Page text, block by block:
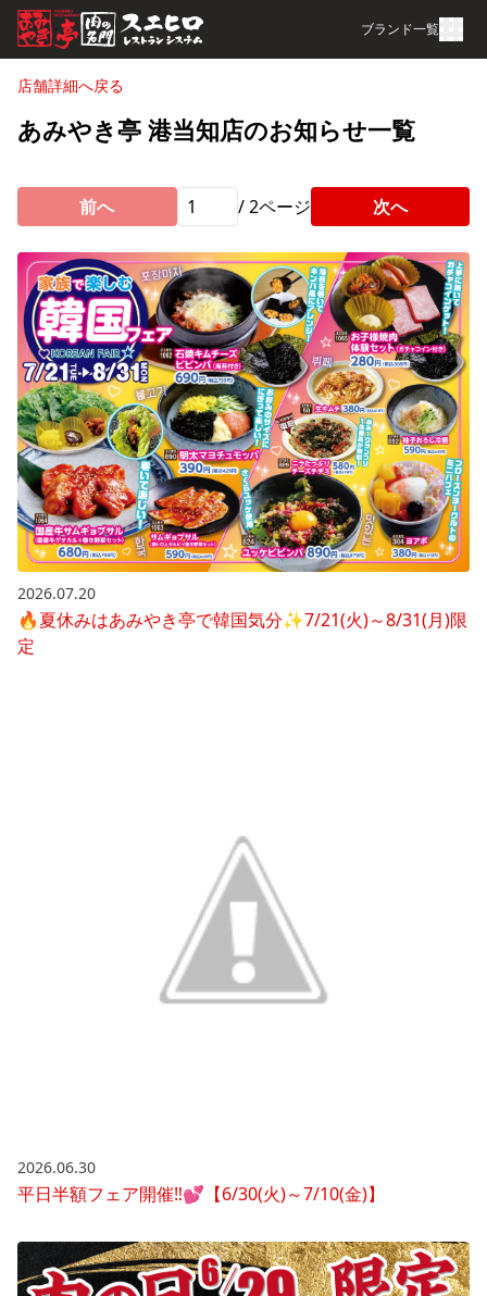
ブランド一覧
店舗詳細へ戻る
あみやき亭 港当知店のお知らせ一覧
前へ /2ページ 次へ
2026.07.20
🔥夏休みはあみやき亭で韓国気分✨7/21(火)～8/31(月)限
定
2026.06.30
平日半額フェア開催‼💕【6/30(火)～7/10(金)】